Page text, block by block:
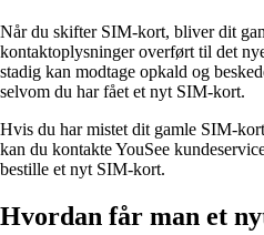
Når du skifter SIM-kort, bliver dit
kontaktoplysninger overført til det
stadig kan modtage opkald og
selvom du har fået et nyt SIM-kort.
Hvis du har mistet dit gamle SIM-
kan du kontakte YouSee
bestille et nyt SIM-kort.
Hvordan får man et